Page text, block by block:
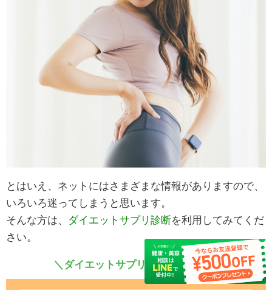
とはいえ、ネットにはさまざまな情報がありますので、
いろいろ迷ってしまうと思います。
そんな方は、
ダイエットサプリ診断を利用してみてくだ
さい。
＼ダイエットサプリ診断はこちら／